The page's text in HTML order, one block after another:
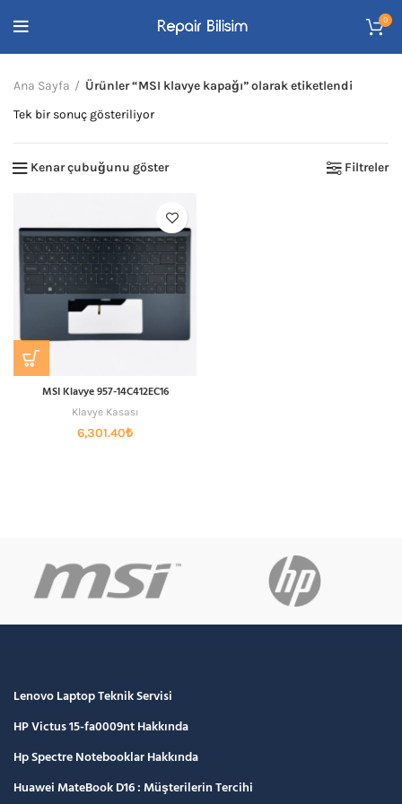
0
Ana Sayfa
Ürünler “MSI klavye kapağı” olarak etiketlendi
Tek bir sonuç gösteriliyor
Kenar çubuğunu göster Filtreler
MSI Klavye 957-14C412EC16
Klavye Kasası
6,301.40₺
Lenovo Laptop Teknik Servisi
HP Victus 15-fa0009nt Hakkında
Hp Spectre Notebooklar Hakkında
Huawei MateBook D16 : Müşterilerin Tercihi